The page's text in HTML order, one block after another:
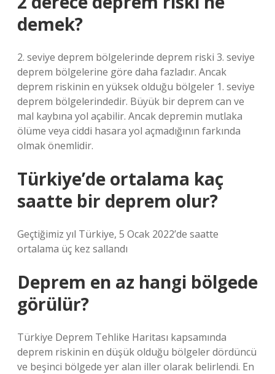
demek?
2. seviye deprem bölgelerinde deprem riski 3. seviye
deprem bölgelerine göre daha fazladır. Ancak
deprem riskinin en yüksek olduğu bölgeler 1. seviye
deprem bölgelerindedir. Büyük bir deprem can ve
mal kaybına yol açabilir. Ancak depremin mutlaka
ölüme veya ciddi hasara yol açmadığının farkında
olmak önemlidir.
Türkiye’de ortalama kaç
saatte bir deprem olur?
Geçtiğimiz yıl Türkiye, 5 Ocak 2022’de saatte
ortalama üç kez sallandı
Deprem en az hangi bölgede
görülür?
Türkiye Deprem Tehlike Haritası kapsamında
deprem riskinin en düşük olduğu bölgeler dördüncü
ve beşinci bölgede yer alan iller olarak belirlendi. En